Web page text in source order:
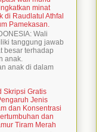
minat
di Raudlatul Athfal
Pamekasan.
Wali
tanggung jawab
besar terhadap
anak.
anak di dalam
Skripsi Gratis
Jenis
dan Konsentrasi
dan
Tiram Merah